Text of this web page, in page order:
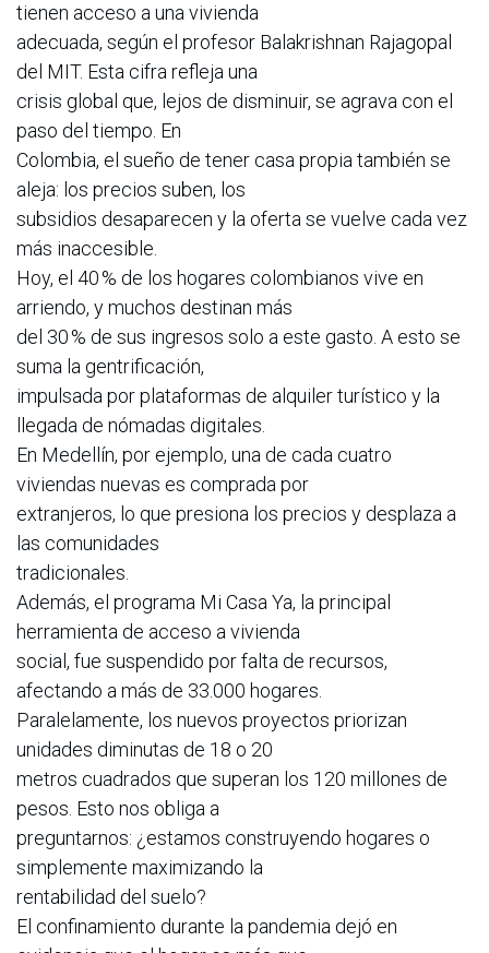
tienen acceso a una vivienda
adecuada, según el profesor Balakrishnan Rajagopal
del MIT. Esta cifra refleja una
crisis global que, lejos de disminuir, se agrava con el
paso del tiempo. En
Colombia, el sueño de tener casa propia también se
aleja: los precios suben, los
subsidios desaparecen y la oferta se vuelve cada vez
más inaccesible.
Hoy, el 40 % de los hogares colombianos vive en
arriendo, y muchos destinan más
del 30 % de sus ingresos solo a este gasto. A esto se
suma la gentrificación,
impulsada por plataformas de alquiler turístico y la
llegada de nómadas digitales.
En Medellín, por ejemplo, una de cada cuatro
viviendas nuevas es comprada por
extranjeros, lo que presiona los precios y desplaza a
las comunidades
tradicionales.
Además, el programa Mi Casa Ya, la principal
herramienta de acceso a vivienda
social, fue suspendido por falta de recursos,
afectando a más de 33.000 hogares.
Paralelamente, los nuevos proyectos priorizan
unidades diminutas de 18 o 20
metros cuadrados que superan los 120 millones de
pesos. Esto nos obliga a
preguntarnos: ¿estamos construyendo hogares o
simplemente maximizando la
rentabilidad del suelo?
El confinamiento durante la pandemia dejó en